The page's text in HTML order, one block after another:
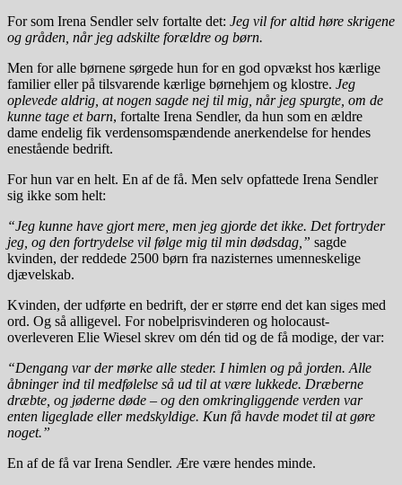
For som Irena Sendler selv fortalte det: Jeg vil for altid høre skrigene
og gråden, når jeg adskilte forældre og børn.
Men for alle børnene sørgede hun for en god opvækst hos kærlige
familier eller på tilsvarende kærlige børnehjem og klostre. Jeg
oplevede aldrig, at nogen sagde nej til mig, når jeg spurgte, om de
kunne tage et barn, fortalte Irena Sendler, da hun som en ældre
dame endelig fik verdensomspændende anerkendelse for hendes
enestående bedrift.
For hun var en helt. En af de få. Men selv opfattede Irena Sendler
sig ikke som helt:
“Jeg kunne have gjort mere, men jeg gjorde det ikke. Det fortryder
jeg, og den fortrydelse vil følge mig til min dødsdag,” sagde
kvinden, der reddede 2500 børn fra nazisternes umenneskelige
djævelskab.
Kvinden, der udførte en bedrift, der er større end det kan siges med
ord. Og så alligevel. For nobelprisvinderen og holocaust-
overleveren Elie Wiesel skrev om dén tid og de få modige, der var:
“Dengang var der mørke alle steder. I himlen og på jorden. Alle
åbninger ind til medfølelse så ud til at være lukkede. Dræberne
dræbte, og jøderne døde – og den omkringliggende verden var
enten ligeglade eller medskyldige. Kun få havde modet til at gøre
noget.”
En af de få var Irena Sendler. Ære være hendes minde.